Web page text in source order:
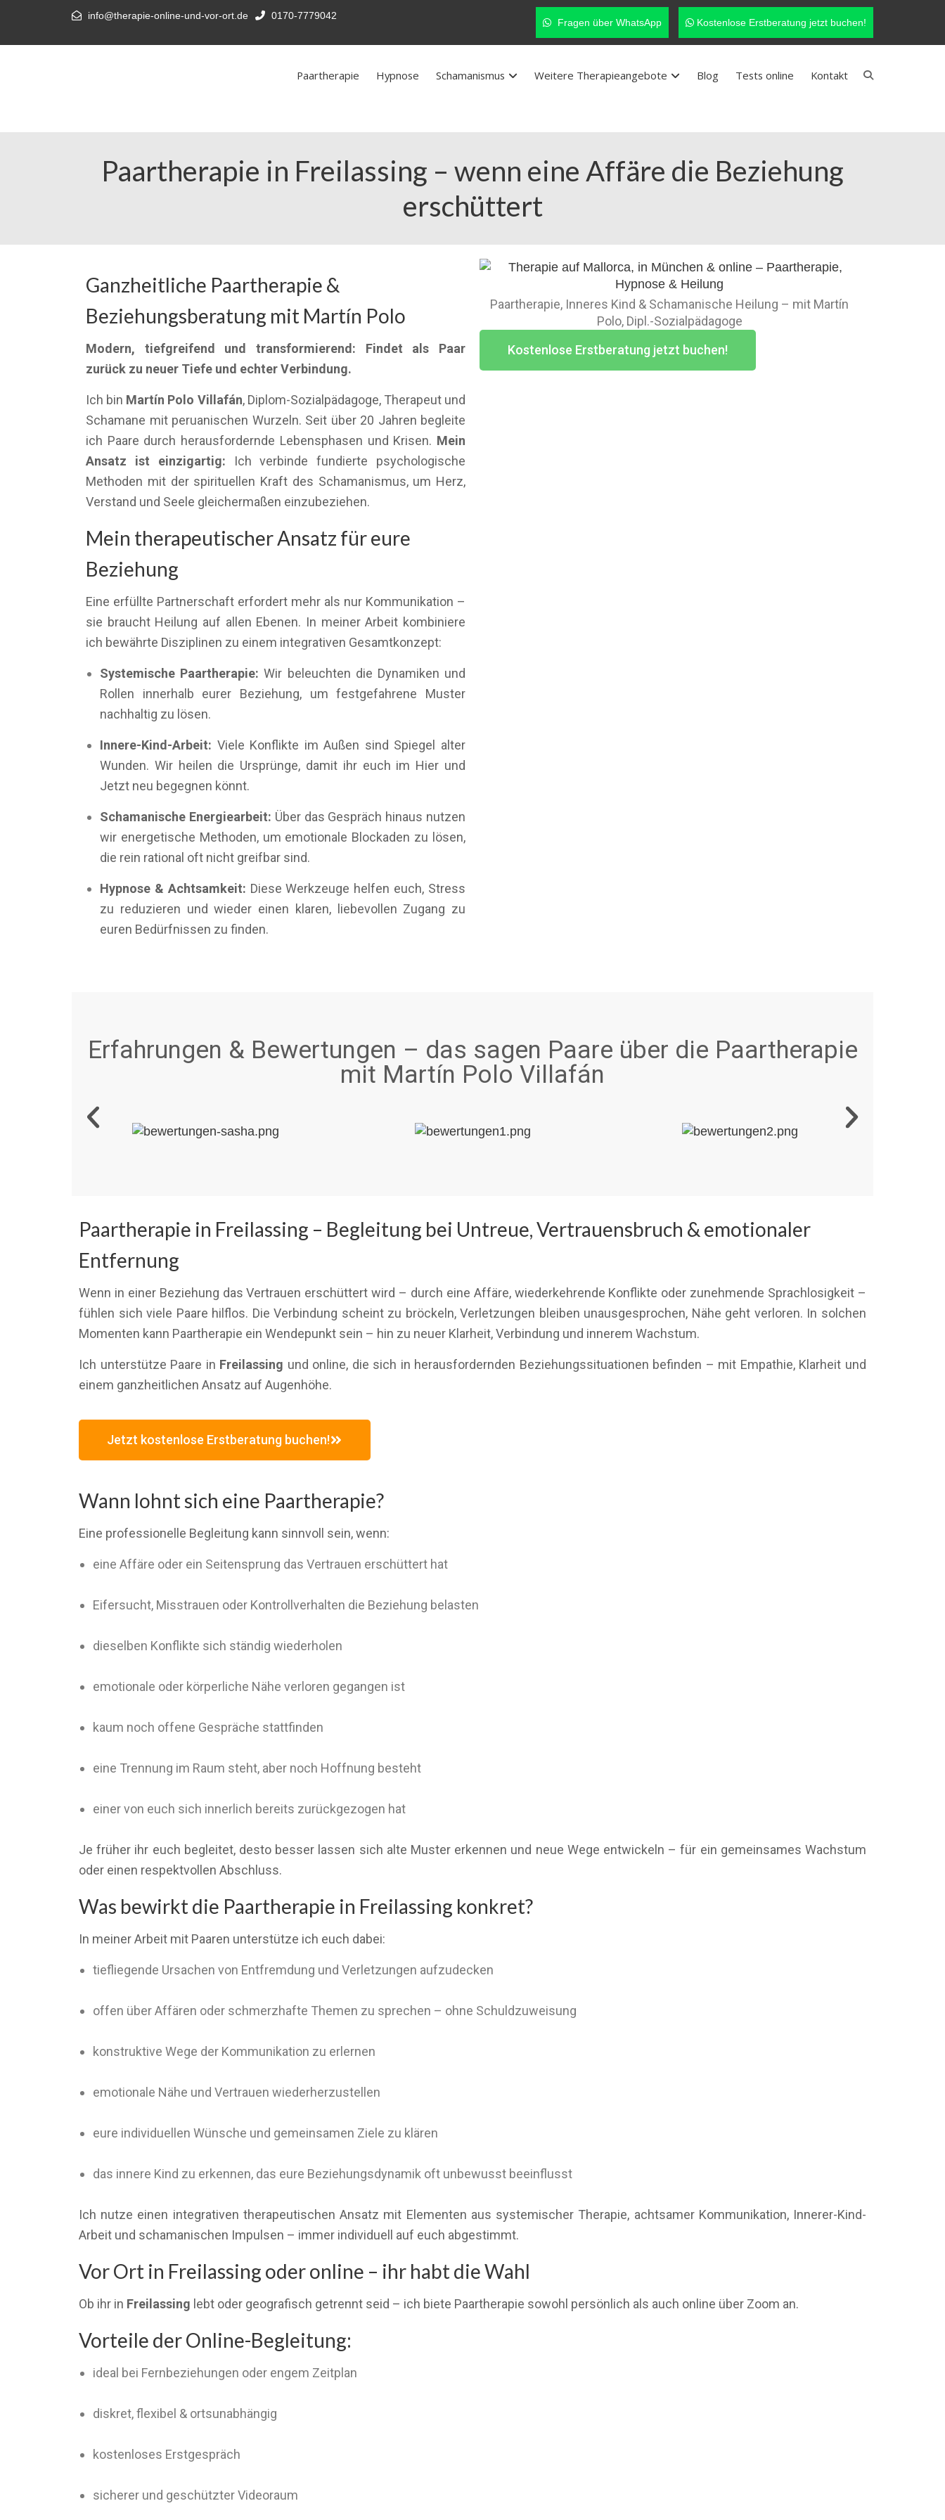
info@therapie-online-und-vor-ort.de 0170-7779042
Fragen über WhatsApp Kostenlose Erstberatung jetzt buchen!
Paartherapie Hypnose Schamanismus Weitere Therapieangebote Blog Tests online Kontakt
Paartherapie in Freilassing – wenn eine Affäre die Beziehung
erschüttert
Ganzheitliche Paartherapie &
Beziehungsberatung mit Martín Polo
Modern, tiefgreifend und transformierend: Findet als Paar
zurück zu neuer Tiefe und echter Verbindung.
Ich bin Martín Polo Villafán, Diplom-Sozialpädagoge, Therapeut und
Schamane mit peruanischen Wurzeln. Seit über 20 Jahren begleite
ich Paare durch herausfordernde Lebensphasen und Krisen. Mein
Ansatz ist einzigartig: Ich verbinde fundierte psychologische
Methoden mit der spirituellen Kraft des Schamanismus, um Herz,
Verstand und Seele gleichermaßen einzubeziehen.
Mein therapeutischer Ansatz für eure
Beziehung
Eine erfüllte Partnerschaft erfordert mehr als nur Kommunikation –
sie braucht Heilung auf allen Ebenen. In meiner Arbeit kombiniere
ich bewährte Disziplinen zu einem integrativen Gesamtkonzept:
Systemische Paartherapie: Wir beleuchten die Dynamiken und
Rollen innerhalb eurer Beziehung, um festgefahrene Muster
nachhaltig zu lösen.
Innere-Kind-Arbeit: Viele Konflikte im Außen sind Spiegel alter
Wunden. Wir heilen die Ursprünge, damit ihr euch im Hier und
Jetzt neu begegnen könnt.
Schamanische Energiearbeit: Über das Gespräch hinaus nutzen
wir energetische Methoden, um emotionale Blockaden zu lösen,
die rein rational oft nicht greifbar sind.
Hypnose & Achtsamkeit: Diese Werkzeuge helfen euch, Stress
zu reduzieren und wieder einen klaren, liebevollen Zugang zu
euren Bedürfnissen zu finden.
Paartherapie, Inneres Kind & Schamanische Heilung – mit Martín
Polo, Dipl.-Sozialpädagoge
Kostenlose Erstberatung jetzt buchen!
Erfahrungen & Bewertungen – das sagen Paare über die Paartherapie
mit Martín Polo Villafán
Paartherapie in Freilassing – Begleitung bei Untreue, Vertrauensbruch & emotionaler
Entfernung
Wenn in einer Beziehung das Vertrauen erschüttert wird – durch eine Affäre, wiederkehrende Konflikte oder zunehmende Sprachlosigkeit –
fühlen sich viele Paare hilflos. Die Verbindung scheint zu bröckeln, Verletzungen bleiben unausgesprochen, Nähe geht verloren. In solchen
Momenten kann Paartherapie ein Wendepunkt sein – hin zu neuer Klarheit, Verbindung und innerem Wachstum.
Ich unterstütze Paare in Freilassing und online, die sich in herausfordernden Beziehungssituationen befinden – mit Empathie, Klarheit und
einem ganzheitlichen Ansatz auf Augenhöhe.
Jetzt kostenlose Erstberatung buchen!
Wann lohnt sich eine Paartherapie?
Eine professionelle Begleitung kann sinnvoll sein, wenn:
eine Affäre oder ein Seitensprung das Vertrauen erschüttert hat
Eifersucht, Misstrauen oder Kontrollverhalten die Beziehung belasten
dieselben Konflikte sich ständig wiederholen
emotionale oder körperliche Nähe verloren gegangen ist
kaum noch offene Gespräche stattfinden
eine Trennung im Raum steht, aber noch Hoffnung besteht
einer von euch sich innerlich bereits zurückgezogen hat
Je früher ihr euch begleitet, desto besser lassen sich alte Muster erkennen und neue Wege entwickeln – für ein gemeinsames Wachstum
oder einen respektvollen Abschluss.
Was bewirkt die Paartherapie in Freilassing konkret?
In meiner Arbeit mit Paaren unterstütze ich euch dabei:
tiefliegende Ursachen von Entfremdung und Verletzungen aufzudecken
offen über Affären oder schmerzhafte Themen zu sprechen – ohne Schuldzuweisung
konstruktive Wege der Kommunikation zu erlernen
emotionale Nähe und Vertrauen wiederherzustellen
eure individuellen Wünsche und gemeinsamen Ziele zu klären
das innere Kind zu erkennen, das eure Beziehungsdynamik oft unbewusst beeinflusst
Ich nutze einen integrativen therapeutischen Ansatz mit Elementen aus systemischer Therapie, achtsamer Kommunikation, Innerer-Kind-
Arbeit und schamanischen Impulsen – immer individuell auf euch abgestimmt.
Vor Ort in Freilassing oder online – ihr habt die Wahl
Ob ihr in Freilassing lebt oder geografisch getrennt seid – ich biete Paartherapie sowohl persönlich als auch online über Zoom an.
Vorteile der Online-Begleitung:
ideal bei Fernbeziehungen oder engem Zeitplan
diskret, flexibel & ortsunabhängig
kostenloses Erstgespräch
sicherer und geschützter Videoraum